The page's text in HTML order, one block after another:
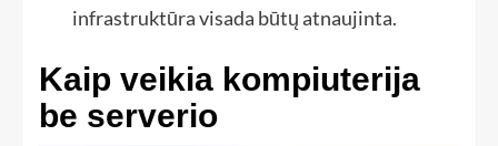
infrastruktūra visada būtų atnaujinta.
Kaip veikia kompiuterija
be serverio